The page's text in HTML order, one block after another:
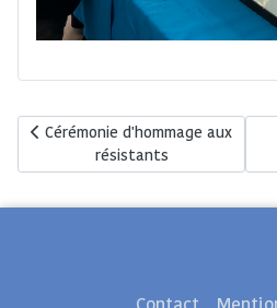
Article précédent : Cérémonie
Cérémonie d'hommage aux
résistants